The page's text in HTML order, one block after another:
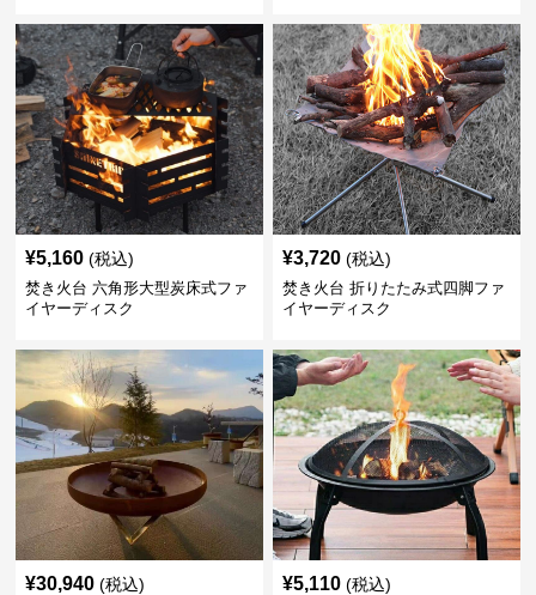
¥5,160 (税込)
焚き火台 六角形大型炭床式ファ
イヤーディスク
¥3,720 (税込)
焚き火台 折りたたみ式四脚ファ
イヤーディスク
¥30,940 (税込) ¥5,110 (税込)